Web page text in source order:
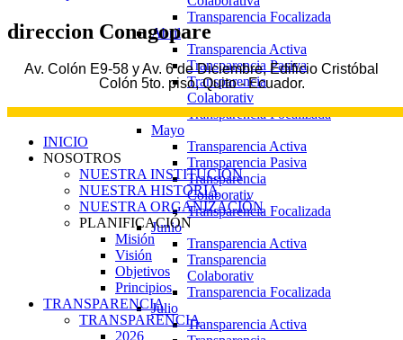
Transparencia Focalizada
Abril
Transparencia Activa
Transparencia Pasiva
Transparencia
Colaborativ
Transparencia Focalizada
Mayo
Transparencia Activa
Transparencia Pasiva
Transparencia
Colaborativ
Transparencia Focalizada
Junio
Transparencia Activa
Transparencia
Colaborativ
Transparencia Focalizada
Julio
Transparencia Activa
direccion Conagopare
Av. Colón E9-58 y Av. 6 de Diciembre, Edificio Cristóbal
Colón 5to. piso, Quito - Ecuador.
INICIO
NOSOTROS
NUESTRA INSTITUCIÓN
NUESTRA HISTORIA
NUESTRA ORGANIZACIÓN
PLANIFICACIÓN
Misión
Visión
Objetivos
Principios
TRANSPARENCIA
TRANSPARENCIA
2026